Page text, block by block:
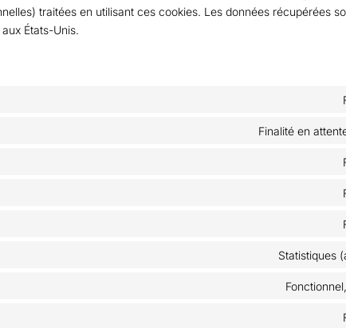
traitées en utilisant ces cookies. Les données récupérées
États-Unis.
Finalité en
Statistiques